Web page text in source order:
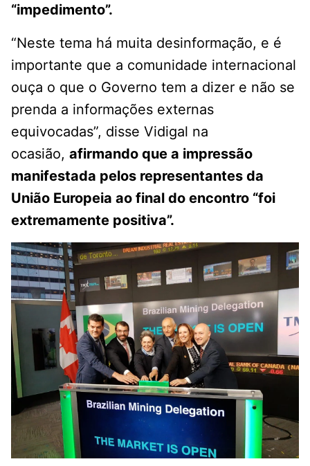
“impedimento”.
“Neste tema há muita desinformação, e é
importante que a comunidade internacional
ouça o que o Governo tem a dizer e não se
prenda a informações externas
equivocadas”, disse Vidigal na
ocasião, afirmando que a impressão
manifestada pelos representantes da
União Europeia ao final do encontro “foi
extremamente positiva”.